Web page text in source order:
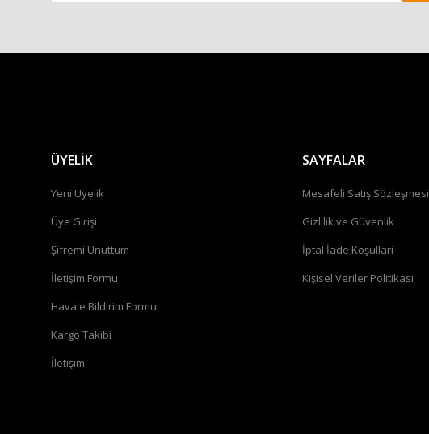
ÜYELİK
Yeni Üyelik
Üye Girişi
Şifremi Unuttum
İletişim Formu
Havale Bildirim Formu
Kargo Takibi
İletişim
SAYFALAR
Mesafeli Satış Sözleşmesi
Gizlilik ve Güvenlik
İptal İade Koşullari
Kişisel Veriler Politikası